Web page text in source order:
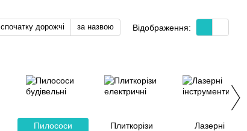
спочатку дорожчі за назвою Відображення:
Пилососи
Плиткорізи
Лазерні